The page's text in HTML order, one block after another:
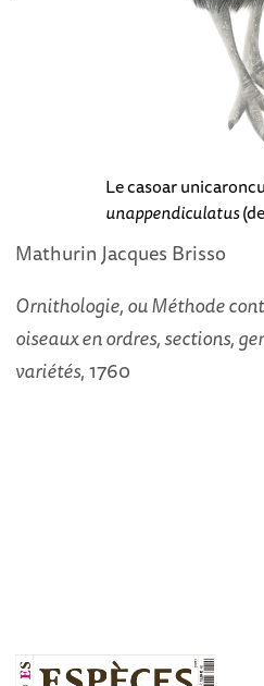
Le casoar
unappendiculatus
Mathurin Jacques Brisso
Ornithologie, ou Méthode
oiseaux en ordres, sections,
variétés, 1760